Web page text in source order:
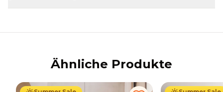
Ähnliche Produkte
69.90 € 44.90 € Ab